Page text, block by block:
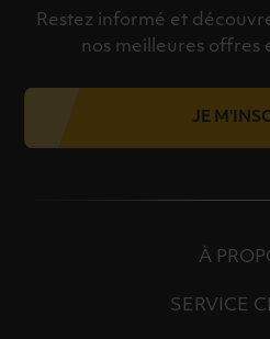
Restez informé et
nos meilleures offres
JE
À
SERVICE